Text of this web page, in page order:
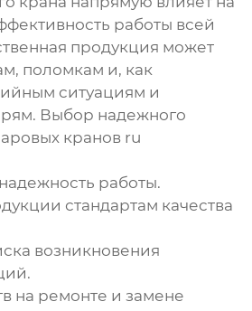
работы всей
продукция может
поломкам и, как
ситуациям и
Выбор надежного
кранов ru
работы.
стандартам качества
возникновения
на ремонте и замене